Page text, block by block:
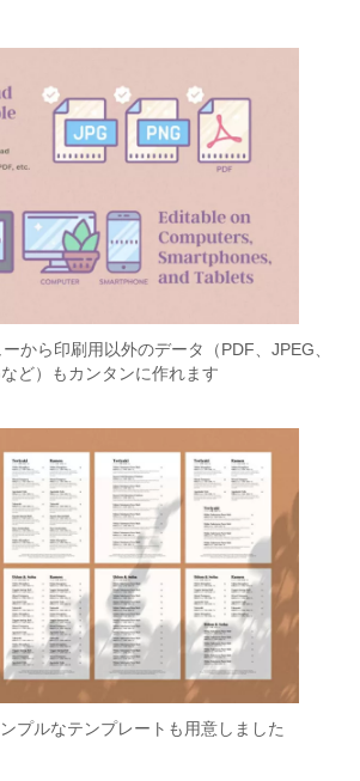
から印刷用以外のデータ（PDF、JPEG、
ど）もカンタンに作れます
プルなテンプレートも用意しました